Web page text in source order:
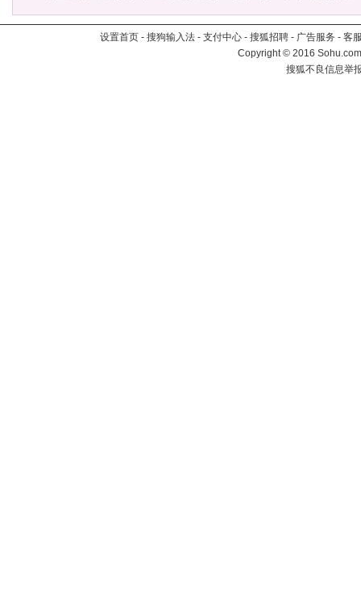
设置首页 - 搜狗输入法 - 支付中心 - 搜狐招聘 - 广告服务 - 客
Copyright©2016
搜狐不良信息举